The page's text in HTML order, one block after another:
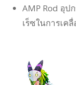
AMP Rod อุป
เร็ซในการเค